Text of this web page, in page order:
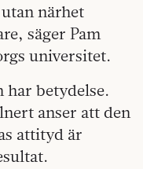
närhet
säger Pam
universitet.
har betydelse.
anser att den
attityd är